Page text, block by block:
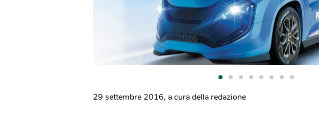
29 settembre 2016, a cura della redazione